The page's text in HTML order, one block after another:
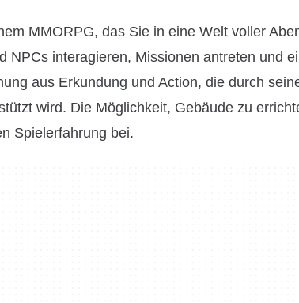
MMORPG, das Sie in eine Welt voller
interagieren, Missionen antreten und
aus Erkundung und Action, die durch
wird. Die Möglichkeit, Gebäude zu
Spielerfahrung bei.